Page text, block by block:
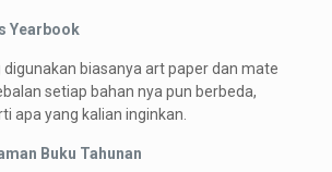
Yearbook
biasanya art paper dan mate
setiap bahan nya pun berbeda,
apa yang kalian inginkan.
Buku Tahunan